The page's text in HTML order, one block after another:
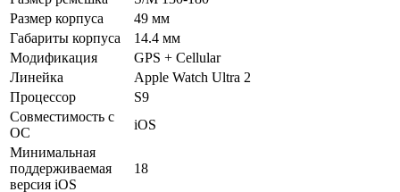
Размер корпуса
49 мм
Габариты корпуса
14.4 мм
Модификация
GPS + Cellular
Линейка
Apple Watch Ultra 2
Процессор
S9
Совместимость с
ОС
iOS
Минимальная
поддерживаемая
версия iOS
18